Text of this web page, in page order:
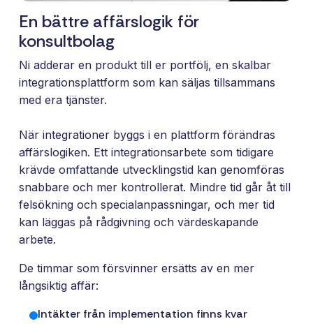
Ett enkelt
nya
erbjudanden
marknader,
ni äger
affären, vi
bygger och
underhåller.
En bättre affärslogik för
konsultbolag
Ni adderar en produkt till er portfölj, en skalbar
integrationsplattform som kan säljas tillsammans
med era tjänster.
När integrationer byggs i en plattform förändras
affärslogiken. Ett integrationsarbete som tidigare
krävde omfattande utvecklingstid kan genomföras
snabbare och mer kontrollerat. Mindre tid går åt till
felsökning och specialanpassningar, och mer tid
kan läggas på rådgivning och värdeskapande
arbete.
De timmar som försvinner ersätts av en mer
långsiktig affär:
Intäkter från implementation finns kvar